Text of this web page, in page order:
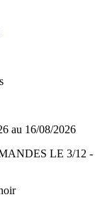
au 16/08/2026